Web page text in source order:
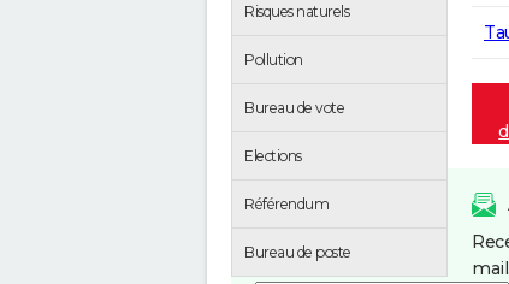
Risques naturels
Pollution
Bureau de vote
Elections
Référendum
Bureau de poste
mail.